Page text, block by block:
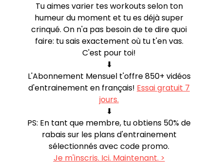
Tu aimes varier tes workouts selon ton
humeur du moment et tu es déjà super
crinqué. On n'a pas besoin de te dire quoi
faire: tu sais exactement où tu t'en vas.
C'est pour toi!
⬇︎
L'Abonnement Mensuel t'offre 850+ vidéos
d'entrainement en français! Essai gratuit 7
jours.
⬇︎
PS: En tant que membre, tu obtiens 50% de
rabais sur les plans d'entrainement
sélectionnés avec code promo.
Je m'inscris. Ici. Maintenant. >